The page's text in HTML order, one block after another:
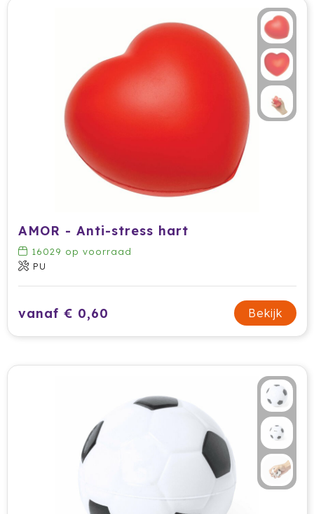
AMOR - Anti-stress hart
16029 op voorraad
PU
vanaf € 0,60 Bekijk